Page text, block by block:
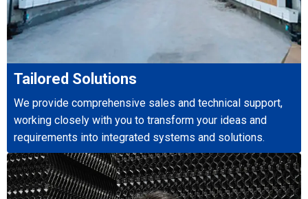
Tailored Solutions
We provide comprehensive sales and technical support,
working closely with you to transform your ideas and
requirements into integrated systems and solutions.